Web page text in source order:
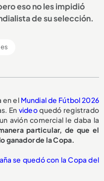
eso no les impidió
de su selección.
en elMundial de Fútbol 2026
En videoquedó registrado
avión comercial le daba la
particular, de que el
ganador de la Copa.
se quedó con la Copa del